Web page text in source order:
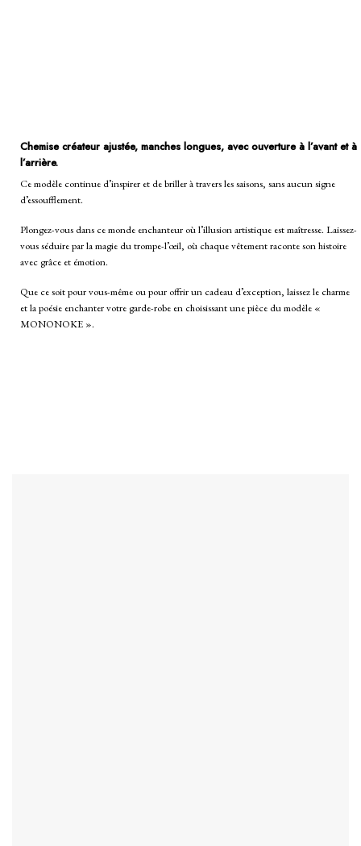
Chemise créateur ajustée, manches longues, avec ouverture à l’avant et à
l’arrière.
Ce modèle continue d’inspirer et de briller à travers les saisons, sans aucun signe
d’essoufflement.
Plongez-vous dans ce monde enchanteur où l’illusion artistique est maîtresse. Laissez-
vous séduire par la magie du trompe-l’œil, où chaque vêtement raconte son histoire
avec grâce et émotion.
Que ce soit pour vous-même ou pour offrir un cadeau d’exception, laissez le charme
et la poésie enchanter votre garde-robe en choisissant une pièce du modèle «
MONONOKE ».